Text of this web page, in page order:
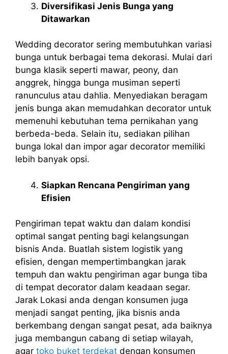
Diversifikasi Jenis Bunga yang
Ditawarkan
Wedding decorator sering membutuhkan variasi
bunga untuk berbagai tema dekorasi. Mulai dari
bunga klasik seperti mawar, peony, dan
anggrek, hingga bunga musiman seperti
ranunculus atau dahlia. Menyediakan beragam
jenis bunga akan memudahkan decorator untuk
memenuhi kebutuhan tema pernikahan yang
berbeda-beda. Selain itu, sediakan pilihan
bunga lokal dan impor agar decorator memiliki
lebih banyak opsi.
Siapkan Rencana Pengiriman yang
Efisien
Pengiriman tepat waktu dan dalam kondisi
optimal sangat penting bagi kelangsungan
bisnis Anda. Buatlah sistem logistik yang
efisien, dengan mempertimbangkan jarak
tempuh dan waktu pengiriman agar bunga tiba
di tempat decorator dalam keadaan segar.
Jarak Lokasi anda dengan konsumen juga
menjadi sangat penting, jika bisnis anda
berkembang dengan sangat pesat, ada baiknya
juga membangun cabang di setiap wilayah,
agar toko buket terdekat dengan konsumen